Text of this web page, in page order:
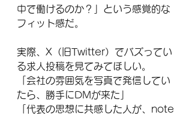
中で働けるのか？」という感覚的な
フィット感だ。
実際、X（旧Twitter）でバズってい
る求人投稿を見てみてほしい。
「会社の雰囲気を写真で発信してい
たら、勝手にDMが来た」
「代表の思想に共感した人が、note